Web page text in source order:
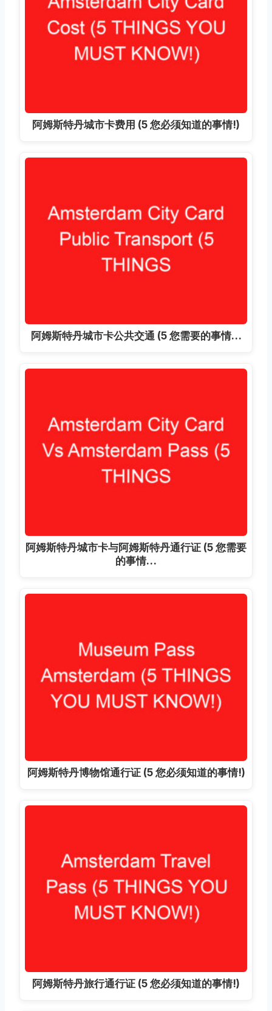
阿姆斯特丹城市卡费用 (5 您必须知道的事情!)
阿姆斯特丹城市卡公共交通 (5 您需要的事情…
阿姆斯特丹城市卡与阿姆斯特丹通行证 (5 您需要
的事情…
阿姆斯特丹博物馆通行证 (5 您必须知道的事情!)
阿姆斯特丹旅行通行证 (5 您必须知道的事情!)